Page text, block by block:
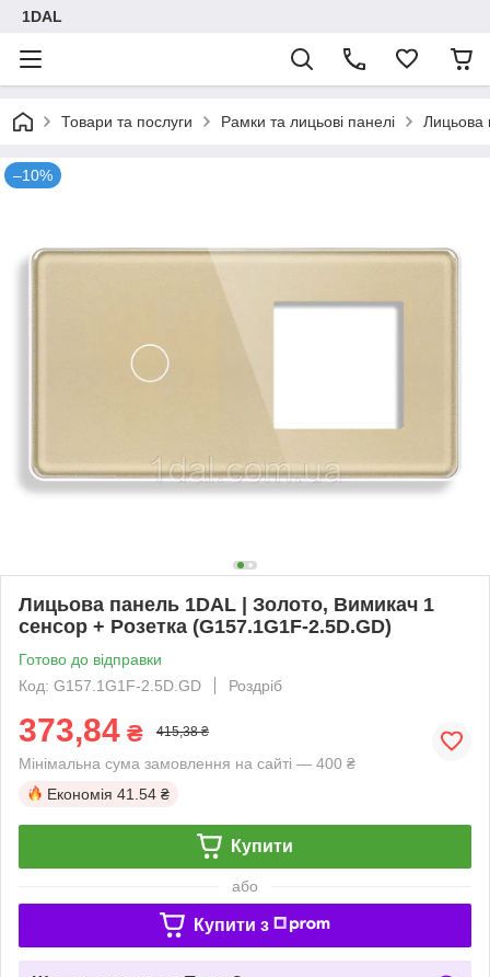
1DAL
Товари та послуги Рамки та лицьові панелі Лицьова
–10%
Лицьова панель 1DAL | Золото, Вимикач 1
сенсор + Розетка (G157.1G1F-2.5D.GD)
Готово до відправки
Код: G157.1G1F-2.5D.GD
Роздріб
373,84 ₴ 415,38 ₴
Мінімальна сума замовлення на сайті — 400 ₴
Економія 41.54 ₴
Купити
або
Купити з